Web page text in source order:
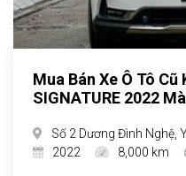
Mua Bán Xe Ô Tô Cũ
SIGNATURE 2022
Số 2 Dương Đình Nghệ,
2022
8,000 km